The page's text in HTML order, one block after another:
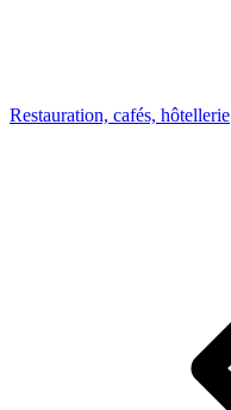
Restauration, cafés, hôtellerie